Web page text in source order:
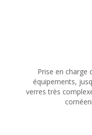
Prise en charge
équipements,
verres très